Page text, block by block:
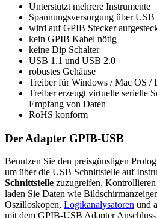
Unterstützt mehrere Instrumente
Spannungsversorgung über USB
wird auf GPIB Stecker
kein GPIB Kabel nötig
keine Dip Schalter
USB 1.1 und USB 2.0
robustes Gehäuse
Treiber für Windows / Mac OS /
Treiber erzeugt virtuelle serielle
Empfang von Daten
RoHS konform
Der Adapter GPIB-USB
Benutzen Sie den preisgünstigen
um über die USB Schnittstelle auf
Schnittstelle zuzugreifen.
laden Sie Daten wie
Oszilloskopen, Logikanalysatoren und
mit dem GPIB-USB Adapter